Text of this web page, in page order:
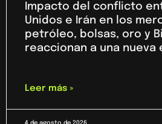
Impacto del conflicto
Unidos e Irán en los
petróleo, bolsas, oro y
reaccionan a una nueva
Leer más »
4 de agosto de 2026